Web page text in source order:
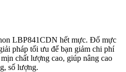
LBP841CDN hết mực. Đổ mực
pháp tối ưu để bạn giảm chi phí
chất lượng cao, giúp nâng cao
số lượng.